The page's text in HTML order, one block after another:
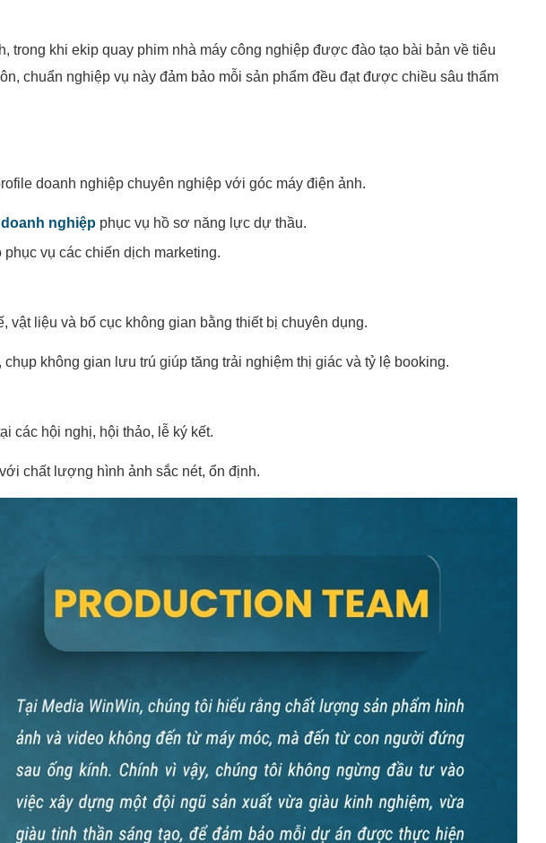
khi ekip quay phim nhà máy công nghiệp được đào tạo bài bản về tiêu
chuẩn nghiệp vụ này đảm bảo mỗi sản phẩm đều đạt được chiều sâu thẩm
doanh nghiệp chuyên nghiệp với góc máy điện ảnh.
nghiệp phục vụ hồ sơ năng lực dự thầu.
vụ các chiến dịch marketing.
vật liệu và bố cục không gian bằng thiết bị chuyên dụng.
không gian lưu trú giúp tăng trải nghiệm thị giác và tỷ lệ booking.
các hội nghị, hội thảo, lễ ký kết.
chất lượng hình ảnh sắc nét, ổn định.